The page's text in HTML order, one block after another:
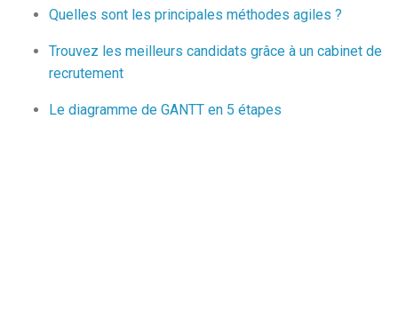
Quelles sont les principales méthodes agiles ?
Trouvez les meilleurs candidats grâce à un cabinet de
recrutement
Le diagramme de GANTT en 5 étapes